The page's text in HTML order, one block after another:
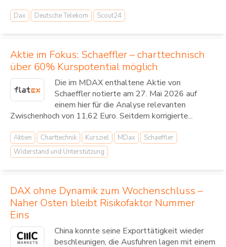
Dax Deutsche Telekom Scout24
Aktie im Fokus: Schaeffler – charttechnisch
über 60% Kurspotential möglich
Die im MDAX enthaltene Aktie von
Schaeffler notierte am 27. Mai 2026 auf
einem hier für die Analyse relevanten
Zwischenhoch von 11,62 Euro. Seitdem korrigierte...
Aktien Charttechnik Kursziel MDax
Schaeffler
Widerstand und Unterstützung
DAX ohne Dynamik zum Wochenschluss –
Naher Osten bleibt Risikofaktor Nummer
Eins
China konnte seine Exporttätigkeit wieder
beschleunigen, die Ausfuhren lagen mit einem